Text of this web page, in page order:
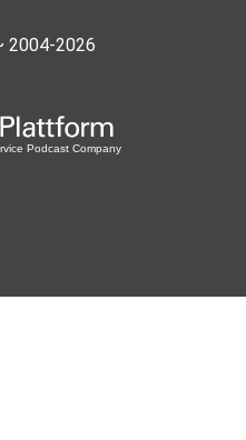
2004-2026